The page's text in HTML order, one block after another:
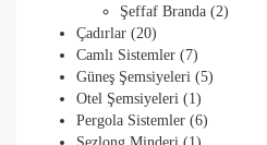
Şeffaf Branda 22
Çadırlar 2020
ürün
Camlı Sistemler 77
ürün
Güneş Şemsiyeleri 55
Otel Şemsiyeleri 1 1
ürün
Pergola Sistemler 66
1